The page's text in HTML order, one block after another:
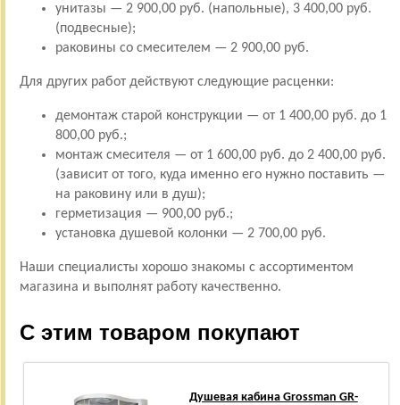
унитазы — 2 900,00 руб. (напольные), 3 400,00 руб.
(подвесные);
раковины со смесителем — 2 900,00 руб.
Для других работ действуют следующие расценки:
демонтаж старой конструкции — от 1 400,00 руб. до 1
800,00 руб.;
монтаж смесителя — от 1 600,00 руб. до 2 400,00 руб.
(зависит от того, куда именно его нужно поставить —
на раковину или в душ);
герметизация — 900,00 руб.;
установка душевой колонки — 2 700,00 руб.
Наши специалисты хорошо знакомы с ассортиментом
магазина и выполнят работу качественно.
С этим товаром покупают
Душевая кабина Grossman GR-